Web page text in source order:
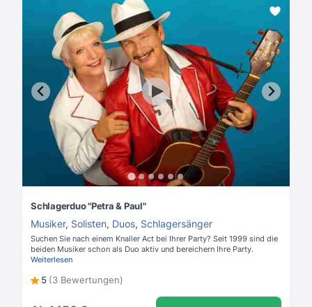
Schlagerduo "Petra & Paul"
Musiker, Solisten, Duos, Schlagersänger
Suchen Sie nach einem Knaller Act bei Ihrer Party? Seit 1999 sind die
beiden Musiker schon als Duo aktiv und bereichern Ihre Party.
Weiterlesen
5 (3 Bewertungen)